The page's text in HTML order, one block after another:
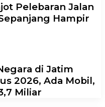
Pelebaran Jalan
Hampir
di Jatim
2026, Ada Mobil,
Miliar